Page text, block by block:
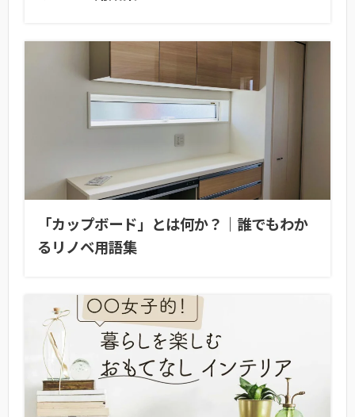
「カップボード」とは何か？｜誰でもわか
るリノベ用語集